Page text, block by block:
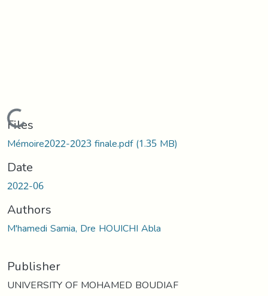
Loading...
Files
Mémoire2022-2023 finale.pdf(1.35 MB)
Date
2022-06
Authors
M'hamedi Samia, Dre HOUICHI Abla
Publisher
UNIVERSITY OF MOHAMED BOUDIAF